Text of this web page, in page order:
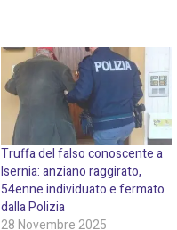
Truffa del falso conoscente a
Isernia: anziano raggirato,
54enne individuato e fermato
dalla Polizia
28 Novembre 2025